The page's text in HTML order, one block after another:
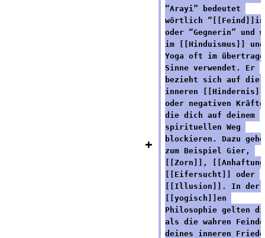
a
“Arayi” bedeutet
wörtlich
oder “Gegnerin” und
im [[Hinduismus]]
Yoga oft im
Sinne verwendet. Er
bezieht sich auf die
inneren
oder negativen
die dich auf deinem
spirituellen Weg
blockieren. Dazu
zum Beispiel Gier,
[[Zorn]],
[[Eifersucht]] oder
[[Illusion]]. In der
[[yogisch]]en
Philosophie gelten
als die wahren
deines inneren